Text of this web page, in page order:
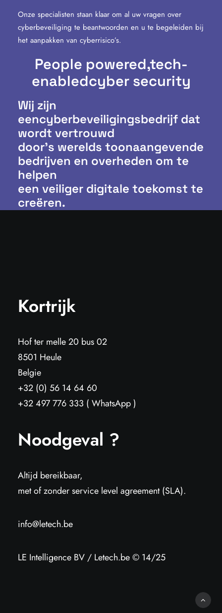
Onze specialisten staan klaar om al uw vragen over
cyberbeveiliging te beantwoorden en u te begeleiden bij
het aanpakken van cyberrisico’s.
People powered,tech-
enabledcyber security
Wij zijn
eencyberbeveiligingsbedrijf dat
wordt vertrouwd
door’s werelds toonaangevende
bedrijven en overheden om te
helpen
een veiliger digitale toekomst te
creëren.
Kortrijk
Hof ter melle 20 bus 02
8501 Heule
Belgie
+32 (0) 56 14 64 60
+32 497 776 333 ( WhatsApp )
Noodgeval ?
Altijd bereikbaar,
met of zonder service level agreement (SLA).
info@letech.be
LE Intelligence BV / Letech.be © 14/25